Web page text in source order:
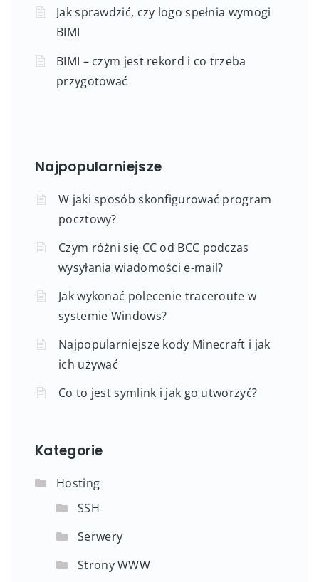
Jak sprawdzić, czy logo spełnia wymogi
BIMI
BIMI – czym jest rekord i co trzeba
przygotować
Najpopularniejsze
W jaki sposób skonfigurować program
pocztowy?
Czym różni się CC od BCC podczas
wysyłania wiadomości e-mail?
Jak wykonać polecenie traceroute w
systemie Windows?
Najpopularniejsze kody Minecraft i jak
ich używać
Co to jest symlink i jak go utworzyć?
Kategorie
Hosting
SSH
Serwery
Strony WWW